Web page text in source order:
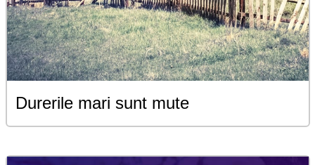
Durerile mari sunt mute